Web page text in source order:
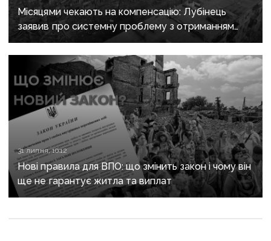
Місяцями чекають на компенсацію: Лубінець
заявив про системну проблему з отриманням
сертифікатів за зруйноване житло
31 липня, 10:12
Нові правила для ВПО: що змінить закон і чому він
ще не гарантує житла та виплат